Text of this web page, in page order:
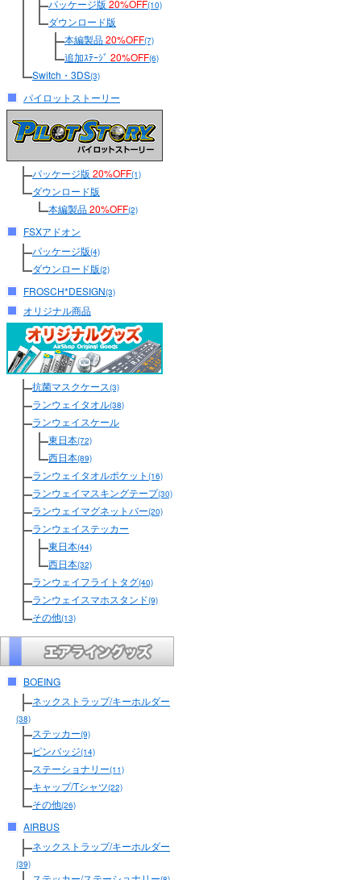
パッケージ版 20%OFF(10)
ダウンロード版
本編製品20%OFF(7)
追加ｽﾃｰｼﾞ 20%OFF(6)
Switch・3DS(3)
パイロットストーリー
パッケージ版 20%OFF(1)
ダウンロード版
本編製品20%OFF(2)
FSXアドオン
パッケージ版(4)
ダウンロード版(2)
FROSCH*DESIGN(3)
オリジナル商品
抗菌マスクケース(3)
ランウェイタオル(38)
ランウェイスケール
東日本(72)
西日本(89)
ランウェイタオルポケット (16)
ランウェイマスキングテープ(30)
ランウェイマグネットバー(20)
ランウェイステッカー
東日本(44)
西日本(32)
ランウェイフライトタグ(40)
ランウェイスマホスタンド(9)
その他(13)
BOEING
ネックストラップ/キーホルダー
(38)
ステッカー(9)
ピンバッジ(14)
ステーショナリー(11)
キャップ/Tシャツ(22)
その他(26)
AIRBUS
ネックストラップ/キーホルダー
(39)